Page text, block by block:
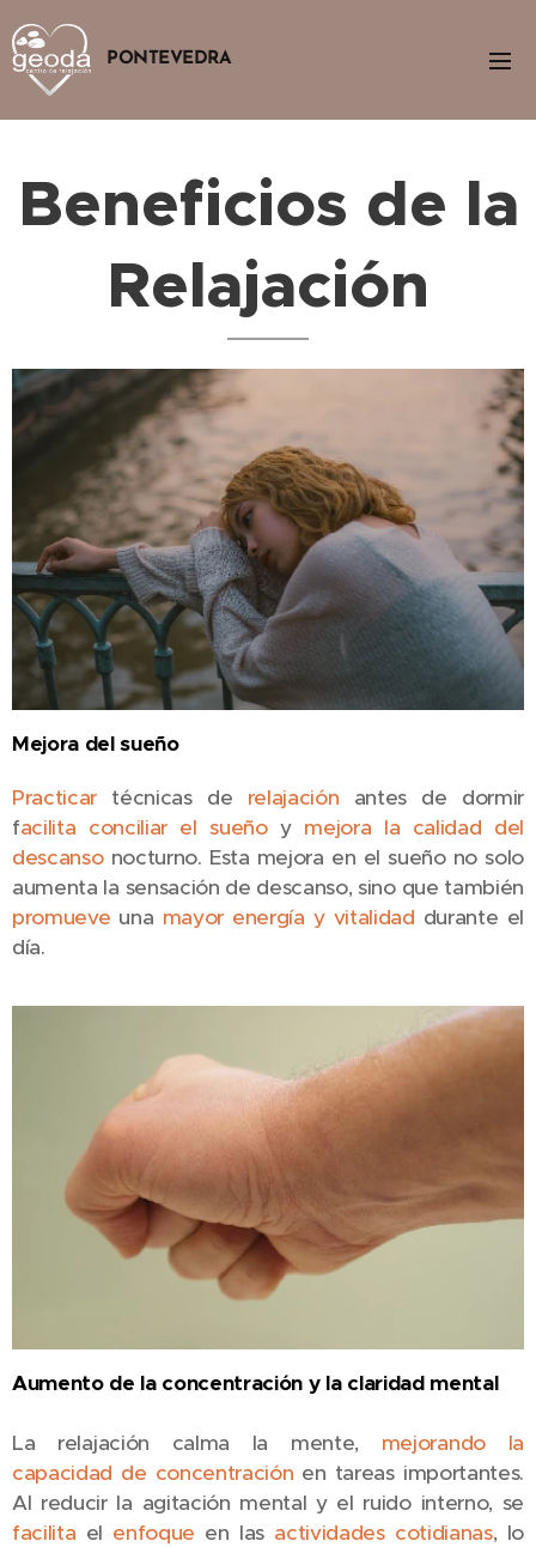
PONTEVEDRA
Beneficios de la
Relajación
Mejora del sueño
Practicar técnicas de relajación antes de dormir
facilita conciliar el sueñoy mejora la calidad del
descansonocturno. Esta mejora en el sueño no solo
aumenta la sensación de descanso, sino que también
promueve una mayor energía y vitalidad durante el
día.
Aumento de la concentración y la claridad mental
La relajación calma la mente, mejorando la
capacidad de concentración en tareas importantes.
Al reducir la agitación mental y el ruido interno, se
facilita el enfoque en las actividades cotidianas, lo